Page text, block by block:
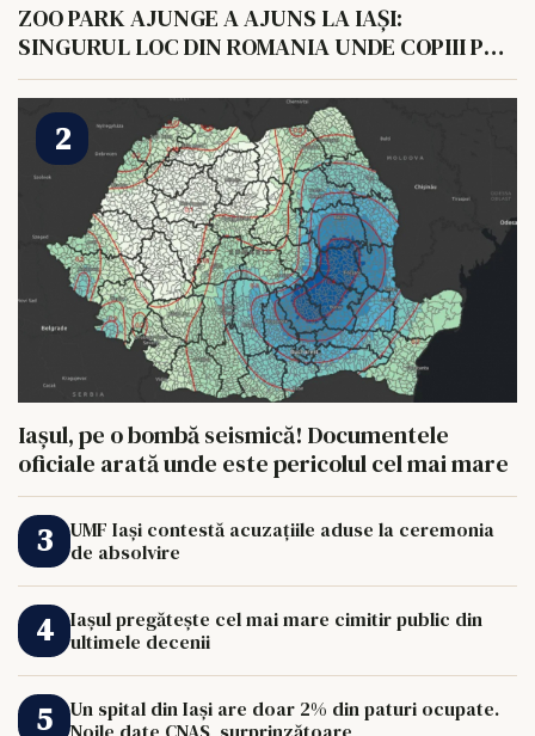
ZOO PARK AJUNGE A AJUNS LA IAȘI:
SINGURUL LOC DIN ROMANIA UNDE COPIII POT
HRANI UN ELEFANT
Iașul, pe o bombă seismică! Documentele
oficiale arată unde este pericolul cel mai mare
UMF Iași contestă acuzațiile aduse la ceremonia
de absolvire
Iașul pregătește cel mai mare cimitir public din
ultimele decenii
Un spital din Iași are doar 2% din paturi ocupate.